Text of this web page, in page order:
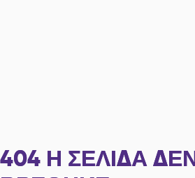
404 Η ΣΕΛΊΔΑ ΔΕΝ